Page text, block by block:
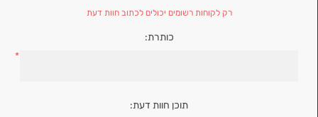
רק לקוחות רשומים יכולים לכתוב חוות דעת
כותרת:
*
תוכן חוות דעת: